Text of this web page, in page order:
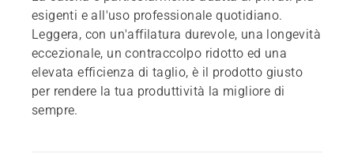
esigenti e all'uso professionale quotidiano.
Leggera, con un'affilatura durevole, una longevità
eccezionale, un contraccolpo ridotto ed una
elevata efficienza di taglio, è il prodotto giusto
per rendere la tua produttività la migliore di
sempre.